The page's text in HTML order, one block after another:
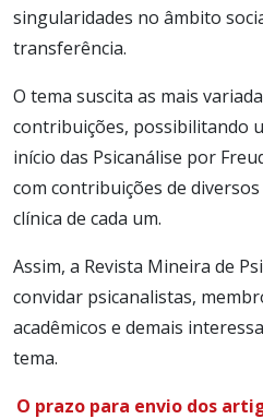
singularidades no âmbito
transferência.
O tema suscita as mais
contribuições, possibilitando
início das Psicanálise por
com contribuições de
clínica de cada um.
Assim, a Revista Mineira de
convidar psicanalistas,
acadêmicos e demais
tema.
O prazo para envio dos